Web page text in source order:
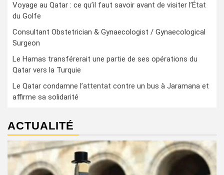
Voyage au Qatar : ce qu’il faut savoir avant de visiter l’État
du Golfe
Consultant Obstetrician & Gynaecologist / Gynaecological
Surgeon
Le Hamas transférerait une partie de ses opérations du
Qatar vers la Turquie
Le Qatar condamne l’attentat contre un bus à Jaramana et
affirme sa solidarité
ACTUALITÉ